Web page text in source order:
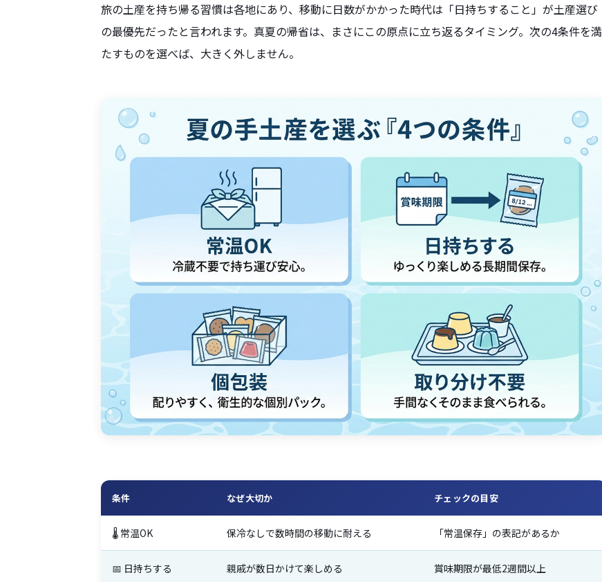
旅の土産を持ち帰る習慣は各地にあり、移動に日数がかかった時代は「日持ちすること」が土産選び
の最優先だったと言われます。真夏の帰省は、まさにこの原点に立ち返るタイミング。次の4条件を満
たすものを選べば、大きく外しません。
条件 なぜ大切か チェックの目安
🌡️ 常温OK 保冷なしで数時間の移動に耐える 「常温保存」の表記があるか
📅 日持ちする 親戚が数日かけて楽しめる 賞味期限が最低2週間以上